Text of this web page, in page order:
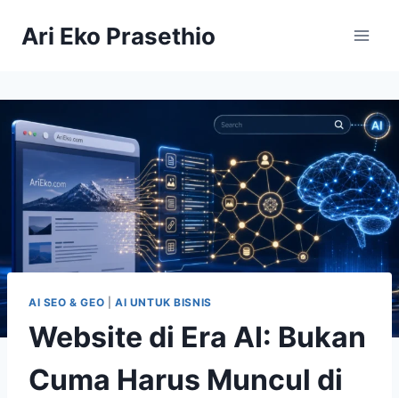
Ari Eko Prasethio
AI SEO & GEO AI UNTUK BISNIS
Website di Era AI: Bukan
Cuma Harus Muncul di